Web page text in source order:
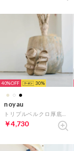
40% 30
noyau
￥4,730